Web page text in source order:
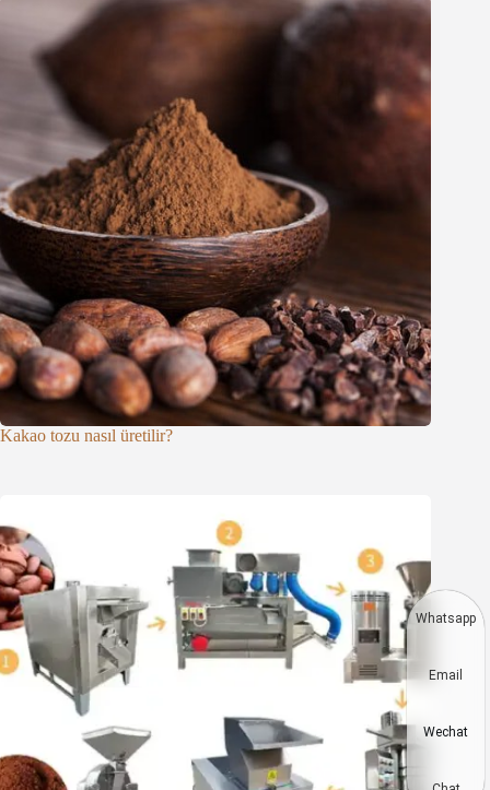
Kakao tozu nasıl üretilir?
Whatsapp
Email
Wechat